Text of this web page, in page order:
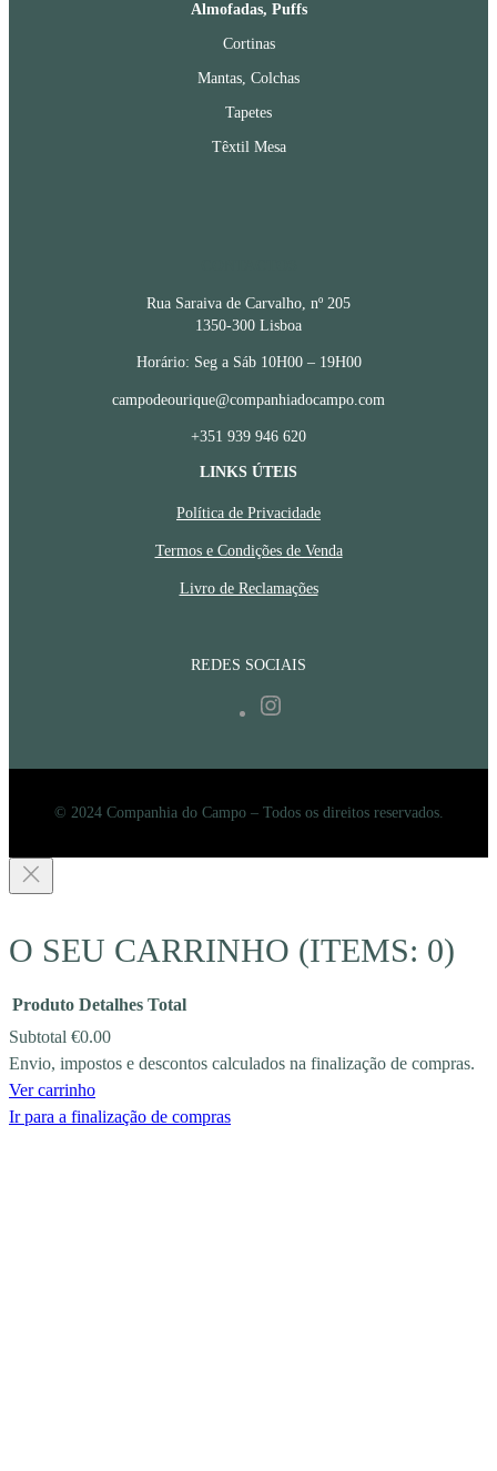
Almofadas, Puffs
Cortinas
Mantas, Colchas
Tapetes
Têxtil Mesa
LINKS ÚTEIS
Política de Privacidade
Termos e Condições de Venda
Livro de Reclamações
REDES SOCIAIS
Rua Saraiva de Carvalho, nº 205
1350-300 Lisboa
Horário: Seg a Sáb 10H00 – 19H00
campodeourique@companhiadocampo.com
+351 939 946 620
© 2024 Companhia do Campo – Todos os direitos reservados.
O SEU CARRINHO (ITEMS: 0)
PRODUCTS
IN
Produto Detalhes Total
Subtotal €0.00
Envio, impostos e descontos calculados na finalização de compras.
Ver carrinho
Ir para a finalização de compras